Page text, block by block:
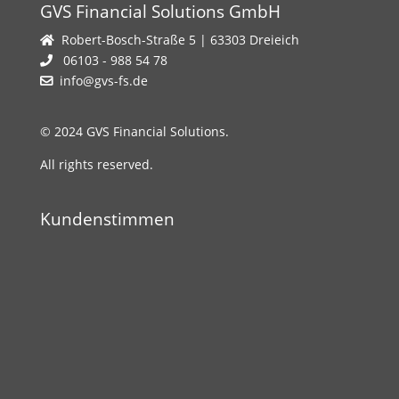
GVS Financial Solutions GmbH
Robert-Bosch-Straße 5 | 63303 Dreieich
06103 - 988 54 78
info@gvs-fs.de
© 2024 GVS Financial Solutions.
All rights reserved.
Kundenstimmen